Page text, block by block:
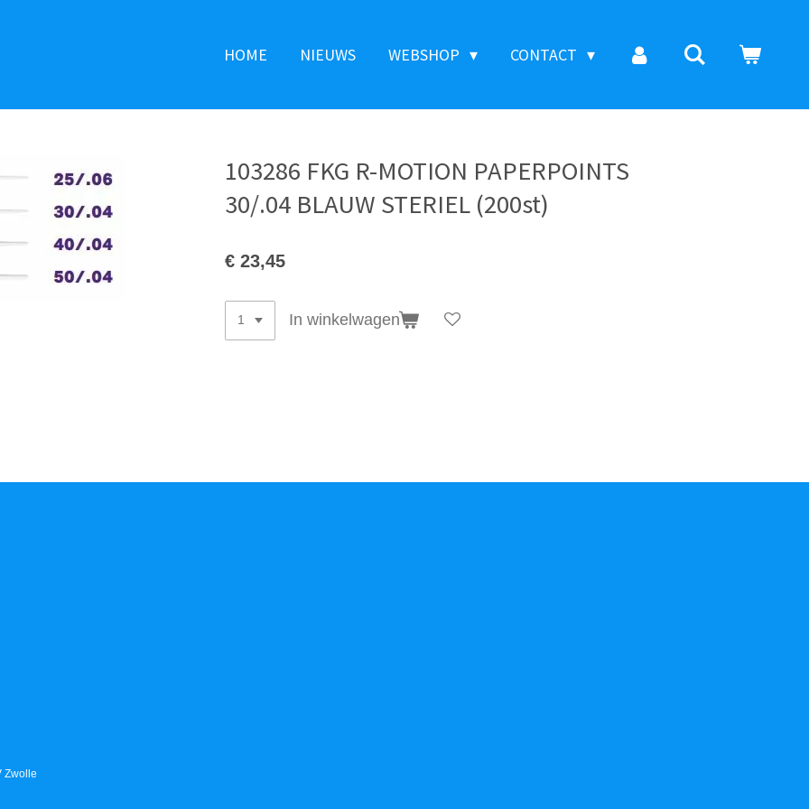
HOME NIEUWS WEBSHOP CONTACT
103286 FKG R-MOTION PAPERPOINTS
30/.04 BLAUW STERIEL (200st)
€ 23,45
In winkelwagen
Zwolle